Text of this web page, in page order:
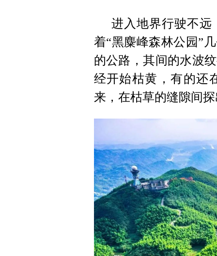
进入地界行驶不远
着“黑麋峰森林公园”
的公路，其间的水波
经开始枯黄，有的还
来，在枯草的缝隙间